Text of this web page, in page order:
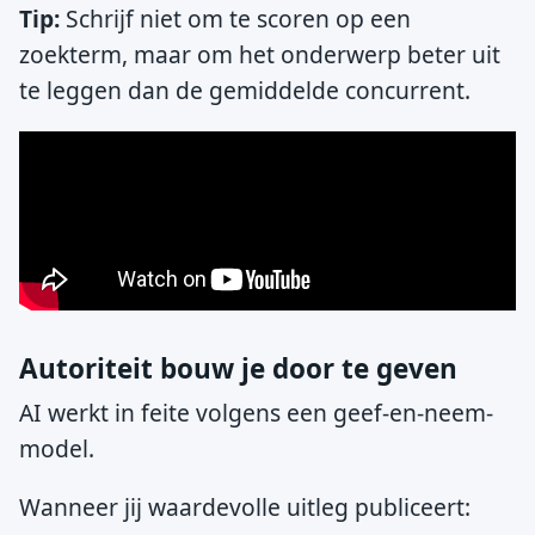
Tip: Schrijf niet om te scoren op een
zoekterm, maar om het onderwerp beter uit
te leggen dan de gemiddelde concurrent.
Autoriteit bouw je door te geven
AI werkt in feite volgens een geef-en-neem-
model.
Wanneer jij waardevolle uitleg publiceert: